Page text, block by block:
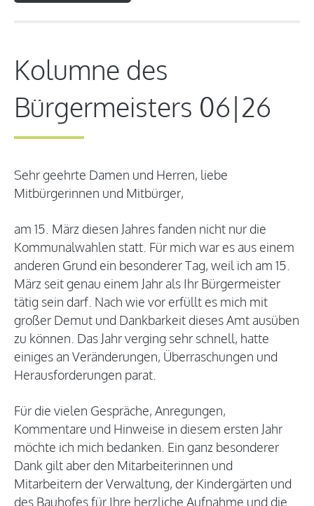
Kolumne des
Bürgermeisters 06|26
Sehr geehrte Damen und Herren, liebe
Mitbürgerinnen und Mitbürger,
am 15. März diesen Jahres fanden nicht nur die
Kommunalwahlen statt. Für mich war es aus einem
anderen Grund ein besonderer Tag, weil ich am 15.
März seit genau einem Jahr als Ihr Bürgermeister
tätig sein darf. Nach wie vor erfüllt es mich mit
großer Demut und Dankbarkeit dieses Amt ausüben
zu können. Das Jahr verging sehr schnell, hatte
einiges an Veränderungen, Überraschungen und
Herausforderungen parat.
Für die vielen Gespräche, Anregungen,
Kommentare und Hinweise in diesem ersten Jahr
möchte ich mich bedanken. Ein ganz besonderer
Dank gilt aber den Mitarbeiterinnen und
Mitarbeitern der Verwaltung, der Kindergärten und
des Bauhofes für Ihre herzliche Aufnahme und die